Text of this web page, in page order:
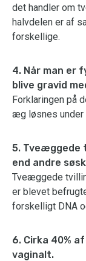
det handler om
halvdelen er af
forskellige.
4. Når man er
blive gravid
Forklaringen på
æg løsnes under
5. Tveæggede
end andre
Tveæggede
er blevet
forskelligt DNA
6. Cirka 40%
vaginalt.